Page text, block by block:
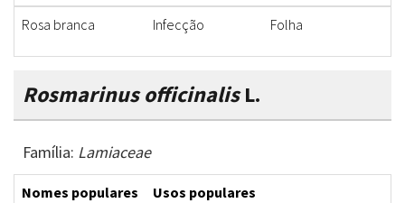
Rosa branca
Infecção Folha
Rosmarinus officinalisL.
Família: Lamiaceae
Nomes populares
Usos populares